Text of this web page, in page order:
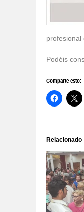
profesional
Podéis
Comparte esto:
Relacionado